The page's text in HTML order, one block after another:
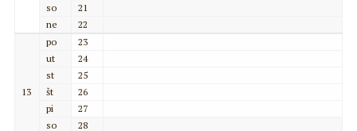
so
21
ne
22
13
po
23
ut
24
st
25
št
26
pi
27
so
28